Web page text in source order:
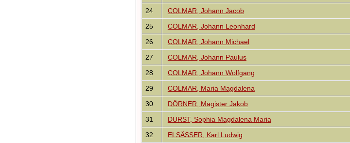
24
COLMAR, Johann Jacob
25
COLMAR, Johann Leonhard
26
COLMAR, Johann Michael
27
COLMAR, Johann Paulus
28
COLMAR, Johann Wolfgang
29
COLMAR, Maria Magdalena
30
DÖRNER, Magister Jakob
31
DURST, Sophia Magdalena Maria
32
ELSÄSSER, Karl Ludwig